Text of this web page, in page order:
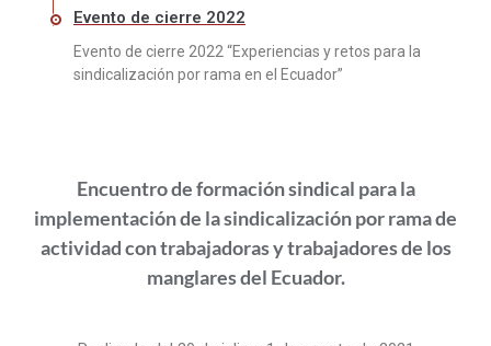
Evento de cierre 2022
Evento de cierre 2022 “Experiencias y retos para la
sindicalización por rama en el Ecuador”
Encuentro de formación sindical para la
implementación de la sindicalización por rama de
actividad con trabajadoras y trabajadores de los
manglares del Ecuador.